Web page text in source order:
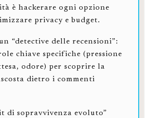
è hackerare ogni opzione
privacy e budget.
“detective delle recensioni”:
chiave specifiche (pressione
odore) per scoprire la
dietro i commenti
di sopravvivenza evoluto”